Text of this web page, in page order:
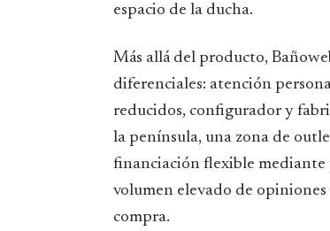
espacio de la ducha.
Más allá del producto,
diferenciales: atención
reducidos, configurador y
la península, una zona de
financiación flexible mediante
volumen elevado de
compra.